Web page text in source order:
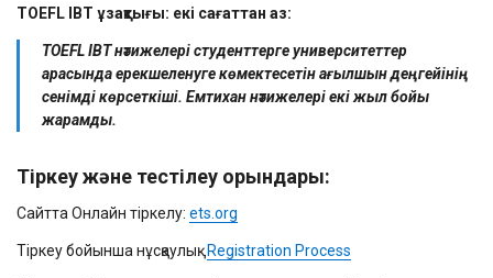
TOEFL IBT ұзақтығы: екі сағаттан аз:
TOEFL IBT нәтижелері студенттерге университеттер
арасында ерекшеленуге көмектесетін ағылшын деңгейінің
сенімді көрсеткіші. Емтихан нәтижелері екі жыл бойы
жарамды.
Тіркеу және тестілеу орындары:
Сайтта Онлайн тіркелу: ets.org
Тіркеу бойынша нұсқаулық: Registration Process